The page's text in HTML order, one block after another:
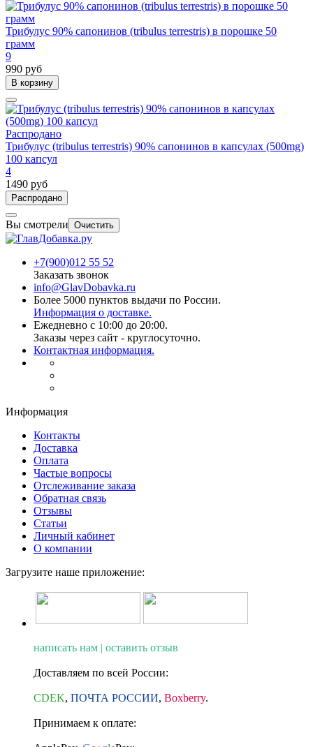
Трибулус 90% сапонинов (tribulus terrestris) в порошке 50
грамм
9
990 руб
В корзину
Распродано
Трибулус (tribulus terrestris) 90% сапонинов в капсулах (500mg)
100 капсул
4
1490 руб
Распродано
Вы смотрели Очистить
+7(900)012 55 52
Заказать звонок
info@GlavDobavka.ru
Более 5000 пунктов выдачи по России.
Информация о доставке.
Ежедневно с 10:00 до 20:00.
Заказы через сайт - круглосуточно.
Контактная информация.
Информация
Контакты
Доставка
Оплата
Частые вопросы
Отслеживание заказа
Обратная связь
Отзывы
Статьи
Личный кабинет
О компании
Загрузите наше приложение:
написать нам | оставить отзыв
Доставляем по всей России:
CDEK, ПОЧТА РОССИИ, Boxberry.
Принимаем к оплате: